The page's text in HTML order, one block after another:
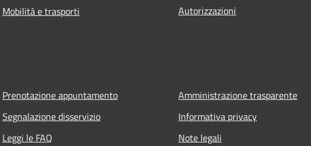
Mobilità e trasporti
Autorizzazioni
Prenotazione appuntamento
Segnalazione disservizio
Leggi le FAQ
Amministrazione trasparente
Informativa privacy
Note legali